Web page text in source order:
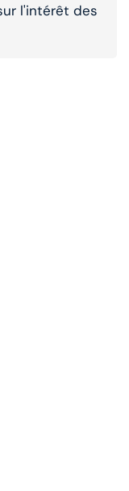
l'intérêt des